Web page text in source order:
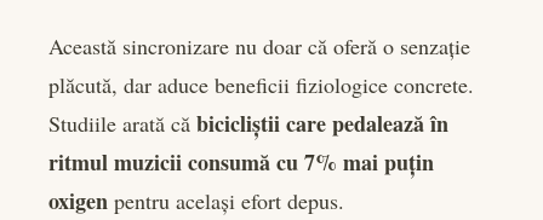
Această sincronizare nu doar că oferă o senzație
plăcută, dar aduce beneficii fiziologice concrete.
Studiile arată că bicicliștii care pedalează în
ritmul muzicii consumă cu 7% mai puțin
oxigen pentru același efort depus.